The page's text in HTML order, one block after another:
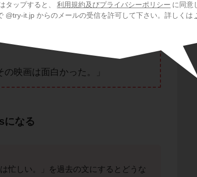
タップすると、 利用規約及びプライバシーポリシー に同意
@try-it.jp からのメールの受信を許可して下さい。詳しくは
画は面白い。」
映画は面白かった。」
になる
忙しい。」を過去の文にするとどうな